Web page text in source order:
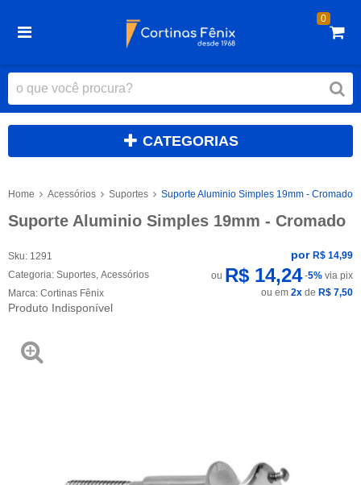
0
CATEGORIAS
Home Acessórios Suportes Suporte Aluminio Simples 19mm - Cromado
Suporte Aluminio Simples 19mm - Cromado
Sku: 1291
Categoria: Suportes Acessórios
Marca: Cortinas Fênix
Produto Indisponível
por R$ 14,99
ou R$ 14,24-5% via pix
ou em 2x de R$ 7,50